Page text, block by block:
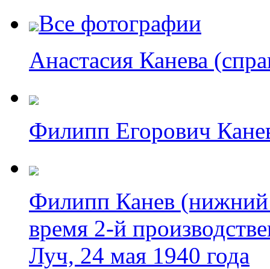
Все фотографии
Анастасия Канева
Филипп Егорович
Филипп Канев (нижний
время 2-й
Луч, 24 мая 1940 года